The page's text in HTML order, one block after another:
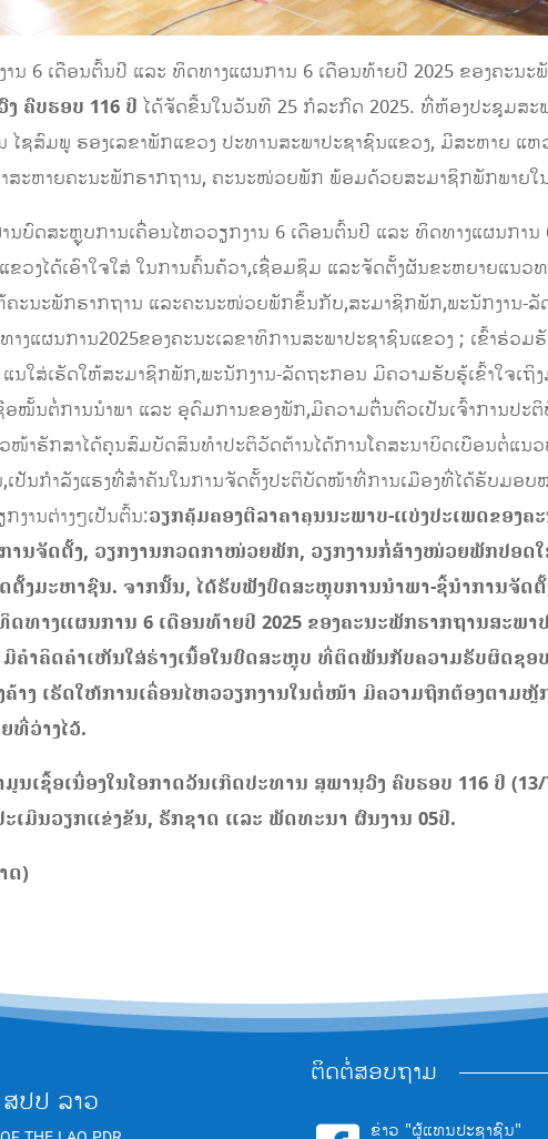
ນ 6 ເດືອນຕົ້ນປີ ແລະ ທິດທາງແຜນການ 6 ເດືອນທ້າຍປີ 2025 ຂອງຄະນະ
ຄົບຮອບ 116 ປີ ໄດ້ຈັດຂື້ນໃນວັນທີ 25 ກໍລະກົດ 2025. ທີ່ຫ້ອງປະຊຸມສະ
ໄຊສົມພູ ຮອງເລຂາພັກແຂວງ ປະທານສະພາປະຊາຊົນແຂວງ, ມີສະຫາຍ ແ
ສະຫາຍຄະນະພັກຮາກຖານ, ຄະນະໜ່ວຍພັກ ພ້ອມດ້ວຍສະມາຊິກພັກພາຍໃ
ບົດສະຫຼຸບການເຄື່ອນໄຫວວຽກງານ 6 ເດືອນຕົ້ນປີ ແລະ ທິດທາງແຜນການ
ວງໄດ້ເອົາໃຈໃສ່ ໃນການຄົ້ນຄ້ວາ,ເຊື່ອມຊຶມ ແລະຈັດຕັ້ງຜັນຂະຫຍາຍແນວ
ຄະນະພັກຮາກຖານ ແລະຄະນະໜ່ວຍພັກຂຶ້ນກັບ,ສະມາຊິກພັກ,ພະນັກງານ-
ງແຜນການ2025ຂອງຄະນະເລຂາທິການສະພາປະຊາຊົນແຂວງ ; ເຂົ້າຮ່ວມ
ນໃສ່ເຮັດໃຫ້ສະມາຊິກພັກ,ພະນັກງານ-ລັດຖະກອນ ມີຄວາມຮັບຮູ້ເຂົ້າໃຈເຖິ
ໝັ້ນຕໍ່ການນຳພາ ແລະ ອຸດົມການຂອງພັກ,ມີຄວາມຕື່ນຕົວເປັນເຈົ້າການປະ
ໜ້າຮັກສາໄດ້ຄຸນສົມບັດສິນທຳປະຕິວັດຕ້ານໄດ້ການໂຄສະນາບິດເບືອນຕໍ່ແນ
ປັນກຳລັງແຮງທີ່ສຳຄັນໃນການຈັດຕັ້ງປະຕິບັດໜ້າທີ່ການເມືອງທີ່ໄດ້ຮັບມອບ
ງານຕ່າງໆເປັນຕົ້ນ:ວຽກຄຸ້ມ​ຄອງຕີ​ລາ​ຄາ​ຄຸນ​ນະ​ພາບ-ແບ່ງ​ປະ​ເພດຂອງ​
ານຈັດຕັ້ງ, ວຽກງານກວດກາໜ່ວຍພັກ, ວຽກງານກໍ່ສ້າງໜ່ວຍພັກປອດ
ຕັ້ງມະຫາຊົນ. ຈາກນັ້ນ, ໄດ້ຮັບຟັງບົດສະຫຼຸບການນໍາພາ-ຊີ້ນໍາການຈັດ
ທາງແຜນການ 6 ເດືອນທ້າຍປີ 2025 ຂອງຄະນະພັກຮາກຖານສະພາ
ຄໍາຄິດຄໍາເຫັນໃສ່ຮ່າງເນື້ອໃນບົດສະຫຼຸບ ທີ່ຕິດພັນກັບຄວາມຮັບຜິດຊ
າງ ເຮັດໃຫ້ການເຄື່ອນໄຫວວຽກງານໃນຕໍ່ໜ້າ ມີຄວາມຖືກຕ້ອງຕາມ
ທີ່ວ່າງໄວ້.
ນເຊື້ອເນື່ອງໃນໂອກາດວັນເກີດປະທານ ສຸພານຸວົງ ຄົບຮອບ 116 ປີ
ເມີນວຽກແຂ່ງຂັນ, ຮັກຊາດ ແລະ ພັດທະນາ ຜົນງານ 05ປີ.
)
ປປ ລາວ
ຕິດຕໍ່ສອບຖາມ
ຂ່າວ "ຜູ້ແທນປະຊາຊົນ"